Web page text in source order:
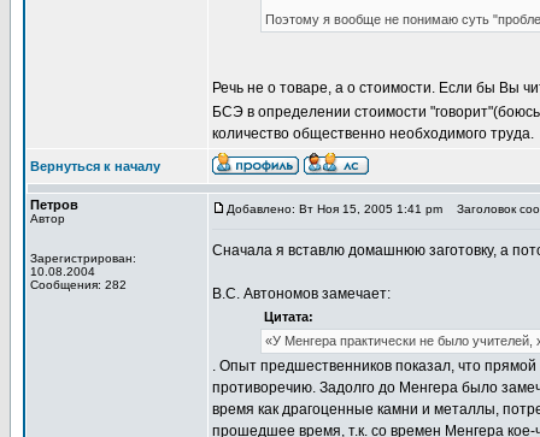
Поэтому я вообще не понимаю суть
Речь не о товаре, а о стоимости. Если бы Вы
БСЭ в определении стоимости
количество общественно необходимого труда.
Вернуться к началу
Петров
Автор
Зарегистрирован:
10.08.2004
Сообщения: 282
Добавлено: Вт Ноя 15, 2005 1:41 pm Заголовок
Сначала я вставлю домашнюю заготовку, а
В.С. Автономов замечает:
Цитата:
«У Менгера практически не было
. Опыт предшественников показал, что
противоречию. Задолго до Менгера было
время как драгоценные камни и металлы,
прошедшее время, т.к. со времен Менгера